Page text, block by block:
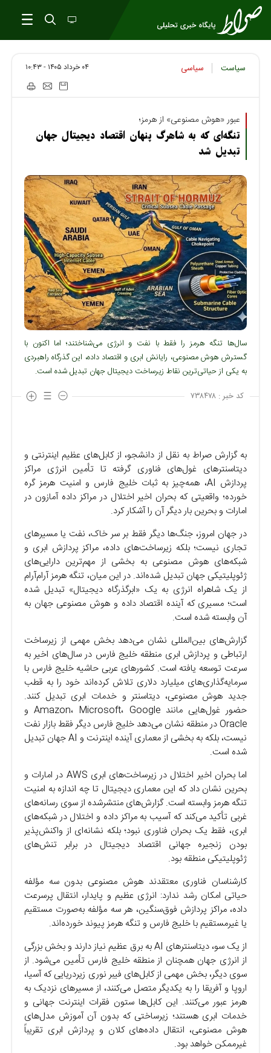
سیاست سیاسی ۰۴ خرداد ۱۴۰۵ - ۱۰:۴۳
عبور «هوش مصنوعی» از هرمز؛
تنگه‌ای که به شاهرگ پنهان اقتصاد دیجیتال جهان
تبدیل شد
سال‌ها تنگه هرمز را فقط با نفت و انرژی می‌شناختند؛ اما اکنون با
گسترش هوش مصنوعی، رایانش ابری و اقتصاد داده، این گذرگاه راهبردی
به یکی از حیاتی‌ترین نقاط زیرساخت دیجیتال جهان تبدیل شده است.
کد خبر : ۷۳۸۴۷۸
به گزارش صراط به نقل از دانشجو، از کابل‌های عظیم اینترنتی و
دیتاسنترهای غول‌های فناوری گرفته تا تأمین انرژی مراکز
پردازش AI، همه‌چیز به ثبات خلیج فارس و امنیت هرمز گره
خورده؛ واقعیتی که بحران اخیر اختلال در مراکز داده آمازون در
امارات و بحرین بار دیگر آن را آشکار کرد.
در جهان امروز، جنگ‌ها دیگر فقط بر سر خاک، نفت یا مسیرهای
تجاری نیست؛ بلکه زیرساخت‌های داده، مراکز پردازش ابری و
شبکه‌های هوش مصنوعی به بخشی از مهم‌ترین دارایی‌های
ژئوپلیتیکی جهان تبدیل شده‌اند. در این میان، تنگه هرمز آرام‌آرام
از یک شاهراه انرژی به یک «ابرگذرگاه دیجیتال» تبدیل شده
است؛ مسیری که آینده اقتصاد داده و هوش مصنوعی جهان به
آن وابسته شده است.
گزارش‌های بین‌المللی نشان می‌دهد بخش مهمی از زیرساخت
ارتباطی و پردازش ابری منطقه خلیج فارس در سال‌های اخیر به
سرعت توسعه یافته است. کشورهای عربی حاشیه خلیج فارس با
سرمایه‌گذاری‌های میلیارد دلاری تلاش کرده‌اند خود را به قطب
جدید هوش مصنوعی، دیتاسنتر و خدمات ابری تبدیل کنند.
حضور غول‌هایی مانند Amazon، Microsoft، Google و
Oracle در منطقه نشان می‌دهد خلیج فارس دیگر فقط بازار نفت
نیست، بلکه به بخشی از معماری آینده اینترنت و AI جهان تبدیل
شده است.
اما بحران اخیر اختلال در زیرساخت‌های ابری AWS در امارات و
بحرین نشان داد که این معماری دیجیتال تا چه اندازه به امنیت
تنگه هرمز وابسته است. گزارش‌های منتشرشده از سوی رسانه‌های
غربی تأکید می‌کند که آسیب به مراکز داده و اختلال در شبکه‌های
ابری، فقط یک بحران فناوری نبود؛ بلکه نشانه‌ای از واکنش‌پذیر
بودن زنجیره جهانی اقتصاد دیجیتال در برابر تنش‌های
ژئوپلیتیکی منطقه بود.
کارشناسان فناوری معتقدند هوش مصنوعی بدون سه مؤلفه
حیاتی امکان رشد ندارد: انرژی عظیم و پایدار، انتقال پرسرعت
داده، مراکز پردازش فوق‌سنگین، هر سه مؤلفه به‌صورت مستقیم
یا غیرمستقیم با خلیج فارس و تنگه هرمز پیوند خورده‌اند.
از یک سو، دیتاسنترهای AI به برق عظیم نیاز دارند و بخش بزرگی
از انرژی جهان همچنان از منطقه خلیج فارس تأمین می‌شود. از
سوی دیگر، بخش مهمی از کابل‌های فیبر نوری زیردریایی که آسیا،
اروپا و آفریقا را به یکدیگر متصل می‌کنند، از مسیرهای نزدیک به
هرمز عبور می‌کنند. این کابل‌ها ستون فقرات اینترنت جهانی و
خدمات ابری هستند؛ زیرساختی که بدون آن آموزش مدل‌های
هوش مصنوعی، انتقال داده‌های کلان و پردازش ابری تقریباً
غیرممکن خواهد بود.